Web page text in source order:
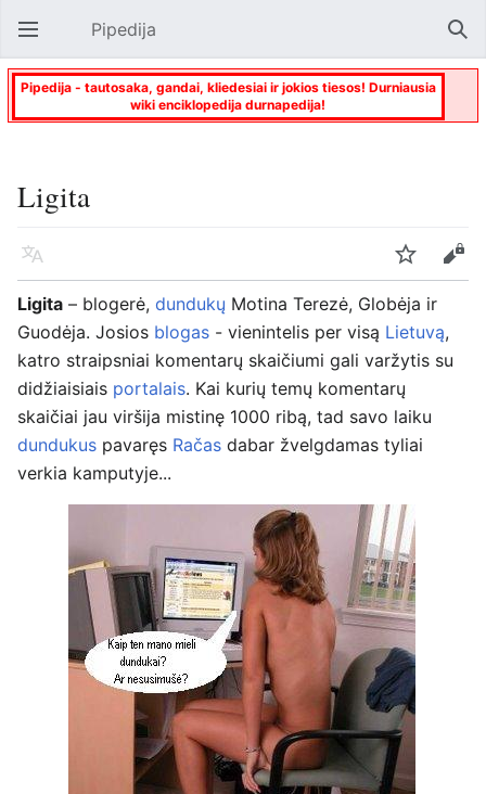
Atverti pagrindinį meniu Pipedija
Pipedija - tautosaka, gandai, kliedesiai ir jokios tiesos! Durniausia
wiki enciklopedija durnapedija!
Ligita
Kalba Stebėti
Keisti
Ligita – blogerė, dundukų Motina Terezė, Globėja ir
Guodėja. Josios blogas - vienintelis per visą Lietuvą,
katro straipsniai komentarų skaičiumi gali varžytis su
didžiaisiais portalais. Kai kurių temų komentarų
skaičiai jau viršija mistinę 1000 ribą, tad savo laiku
dundukus pavaręs Račas dabar žvelgdamas tyliai
verkia kamputyje...